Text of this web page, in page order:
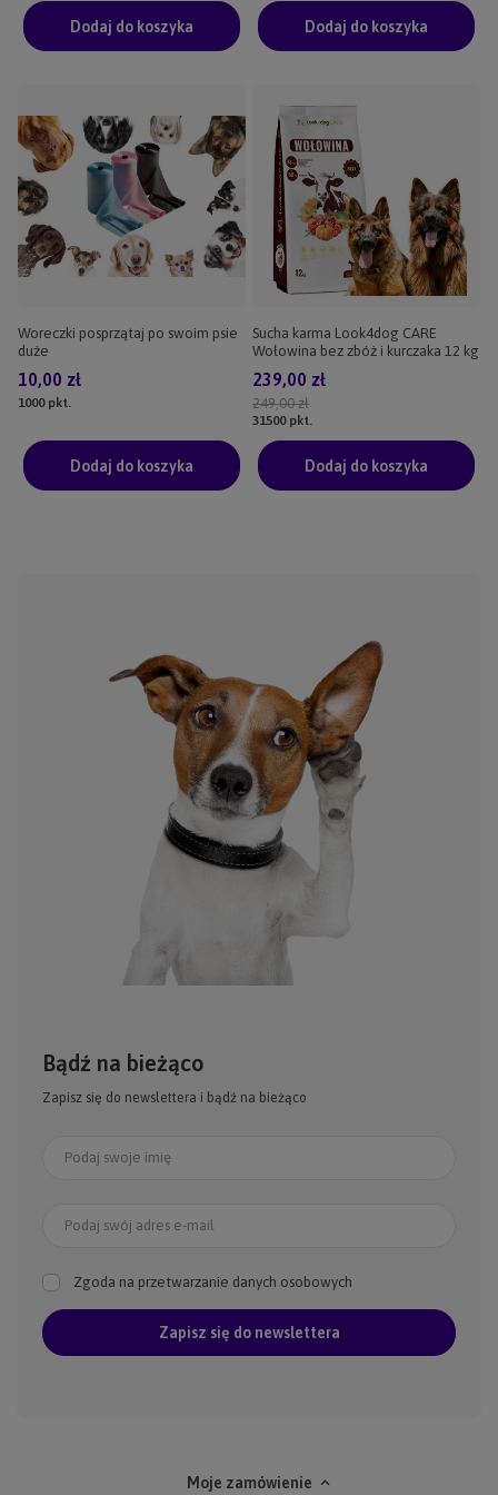
Dodaj do koszyka Dodaj do koszyka
Woreczki posprzątaj po swoim psie
duże
10,00 zł
1000pkt.
Dodaj do koszyka
Sucha karma Look4dog CARE
Wołowina bez zbóż i kurczaka 12 kg
249,00 zł
239,00 zł
31500pkt.
Dodaj do koszyka
Bądź na bieżąco
Zapisz się do newslettera i bądź na bieżąco
Podaj swoje imię
Podaj swój adres e-mail
Zgoda na przetwarzanie danych osobowych
Zapisz się do newslettera
Moje zamówienie